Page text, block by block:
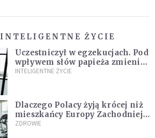
INTELIGENTNE ŻYCIE
Uczestniczył w egzekucjach. Pod
wpływem słów papieża zmienił
zdanie
INTELIGENTNE ŻYCIE
Dlaczego Polacy żyją krócej niż
mieszkańcy Europy Zachodniej?
Ekspertka wskazuje główne
ZDROWIE